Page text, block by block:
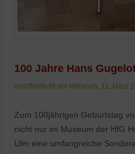
100 Jahre Hans
veröffentlicht am Mittwoch, 11. März
Zum 100jährigen Geburtstag
nicht nur im Museum der HfG
Ulm eine umfangreiche